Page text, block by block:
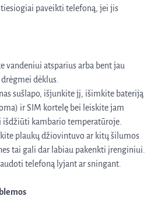
paveikti telefoną, jei jis
vandeniui atsparius arba bent jau
dėklus.
sušlapo, išjunkite jį, išimkite bateriją
ir SIM kortelę bei leiskite jam
išdžiūti kambario temperatūroje.
plaukų džiovintuvo ar kitų šilumos
tai gali dar labiau pakenkti įrenginiui.
telefoną lyjant ar sningant.